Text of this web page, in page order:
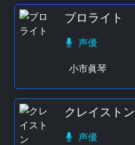
ブロライト
声優
小市眞琴
クレイストン
声優